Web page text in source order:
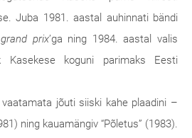
Juba 1981. aastal auhinnati bändi
grand prix’ga ning 1984. aastal valis
Kasekese koguni parimaks Eesti
jõuti siiski kahe plaadini –
ning kauamängiv “Põletus” (1983).